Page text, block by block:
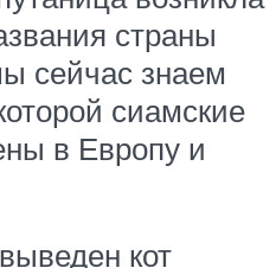
страны
сейчас знаем
сиамские
в Европу и
кот